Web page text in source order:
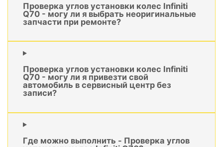
Проверка углов установки колес Infiniti
Q70 - могу ли я выбрать неоригинальные
запчасти при ремонте?
Проверка углов установки колес Infiniti
Q70 - могу ли я привезти свой
автомобиль в сервисный центр без
записи?
Где можно выполнить - Проверка углов